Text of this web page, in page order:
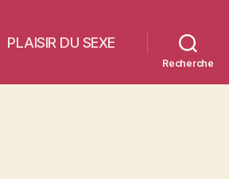
PLAISIR DU SEXE
Recherche